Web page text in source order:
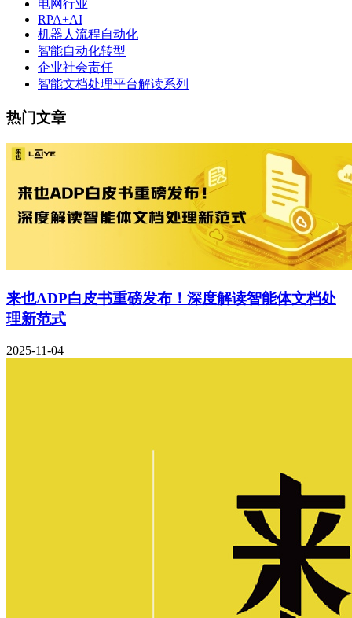
电网行业
RPA+AI
机器人流程自动化
智能自动化转型
企业社会责任
智能文档处理平台解读系列
热门文章
来也ADP白皮书重磅发布！深度解读智能体文档处
理新范式
2025-11-04